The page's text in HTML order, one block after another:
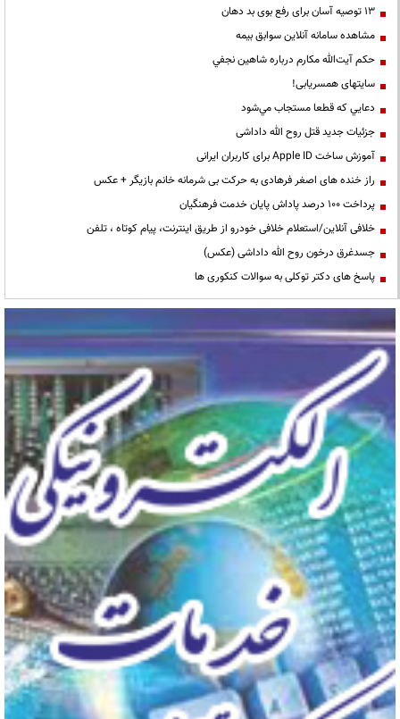
13 توصیه آسان برای رفع بوی بد دهان
مشاهده سامانه آنلاين سوابق بیمه
حكم آيت‌الله مكارم درباره شاهين نجفي
سایتهای همسریابی!
دعايي كه قطعا مستجاب مي‌شود
جزئیات جدید قتل روح الله داداشی
آموزش ساخت Apple ID برای کاربران ایرانی
راز خنده های اصغر فرهادی به حرکت بی شرمانه خانم بازیگر + عکس
پرداخت ۱۰۰ درصد پاداش پایان خدمت فرهنگیان
خلافی آنلاین/استعلام خلافی خودرو از طریق اینترنت، پیام کوتاه ، تلفن
جسدغرق درخون روح الله داداشی (عکس)
پاسخ های دکتر توکلی به سوالات کنکوری ها